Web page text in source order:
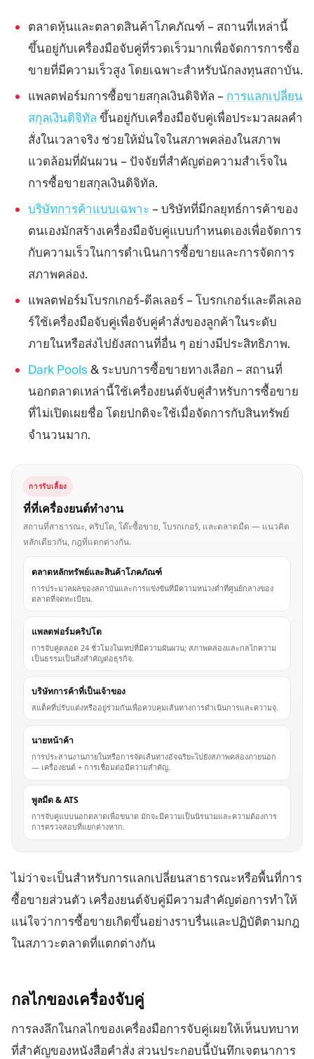
ตลาดหุ้นและตลาดสินค้าโภคภัณฑ์ – สถานที่เหล่านี้
ขึ้นอยู่กับเครื่องมือจับคู่ที่รวดเร็วมากเพื่อจัดการการซื้อ
ขายที่มีความเร็วสูง โดยเฉพาะสำหรับนักลงทุนสถาบัน.
แพลตฟอร์มการซื้อขายสกุลเงินดิจิทัล – การแลกเปลี่ยน
สกุลเงินดิจิทัล ขึ้นอยู่กับเครื่องมือจับคู่เพื่อประมวลผลคำ
สั่งในเวลาจริง ช่วยให้มั่นใจในสภาพคล่องในสภาพ
แวดล้อมที่ผันผวน – ปัจจัยที่สำคัญต่อความสำเร็จใน
การซื้อขายสกุลเงินดิจิทัล.
บริษัทการค้าแบบเฉพาะ – บริษัทที่มีกลยุทธ์การค้าของ
ตนเองมักสร้างเครื่องมือจับคู่แบบกำหนดเองเพื่อจัดการ
กับความเร็วในการดำเนินการซื้อขายและการจัดการ
สภาพคล่อง.
แพลตฟอร์มโบรกเกอร์-ดีลเลอร์ – โบรกเกอร์และดีลเลอ
ร์ใช้เครื่องมือจับคู่เพื่อจับคู่คำสั่งของลูกค้าในระดับ
ภายในหรือส่งไปยังสถานที่อื่น ๆ อย่างมีประสิทธิภาพ.
Dark Pools& ระบบการซื้อขายทางเลือก – สถานที่
นอกตลาดเหล่านี้ใช้เครื่องยนต์จับคู่สำหรับการซื้อขาย
ที่ไม่เปิดเผยชื่อ โดยปกติจะใช้เมื่อจัดการกับสินทรัพย์
จำนวนมาก.
การรับเลี้ยง
ที่ที่เครื่องยนต์ทำงาน
สถานที่สาธารณะ, คริปโต, โต๊ะซื้อขาย, โบรกเกอร์, และตลาดมืด — แนวคิด
หลักเดียวกัน, กฎที่แตกต่างกัน.
ตลาดหลักทรัพย์และสินค้าโภคภัณฑ์
การประมวลผลของสถาบันและการแข่งขันที่มีความหน่วงต่ำที่ศูนย์กลางของ
ตลาดที่จดทะเบียน.
แพลตฟอร์มคริปโต
การจับคู่ตลอด 24 ชั่วโมงในเทปที่มีความผันผวน; สภาพคล่องและกลไกความ
เป็นธรรมเป็นสิ่งสำคัญต่อธุรกิจ.
บริษัทการค้าที่เป็นเจ้าของ
สแต็คที่ปรับแต่งหรืออยู่ร่วมกันเพื่อควบคุมเส้นทางการดำเนินการและความจุ.
นายหน้าค้า
การประสานงานภายในหรือการจัดเส้นทางอัจฉริยะไปยังสภาพคล่องภายนอก
— เครื่องยนต์ + การเชื่อมต่อมีความสำคัญ.
พูลมืด & ATS
การจับคู่แบบนอกตลาดเพื่อขนาด มักจะมีความเป็นนิรนามและความต้องการ
การตรวจสอบที่แยกต่างหาก.
ไม่ว่าจะเป็นสำหรับการแลกเปลี่ยนสาธารณะหรือพื้นที่การ
ซื้อขายส่วนตัว เครื่องยนต์จับคู่มีความสำคัญต่อการทำให้
แน่ใจว่าการซื้อขายเกิดขึ้นอย่างราบรื่นและปฏิบัติตามกฎ
ในสภาวะตลาดที่แตกต่างกัน
กลไกของเครื่องจับคู่
การลงลึกในกลไกของเครื่องมือการจับคู่เผยให้เห็นบทบาท
ที่สำคัญของหนังสือคำสั่ง ส่วนประกอบนี้บันทึกเจตนาการ